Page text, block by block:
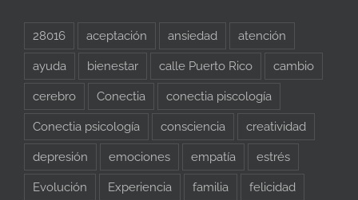
28016 aceptación ansiedad atención
ayuda bienestar calle Puerto Rico cambio
cerebro Conectia conectia piscología
Conectia psicología consciencia creatividad
depresión emociones empatía estrés
Evolución Experiencia familia felicidad